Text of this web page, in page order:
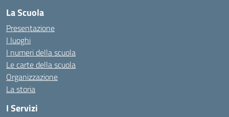
La Scuola
Presentazione
I luoghi
I numeri della scuola
Le carte della scuola
Organizzazione
La storia
I Servizi